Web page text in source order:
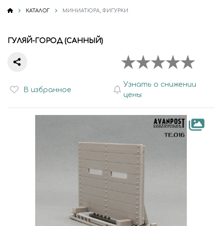
КАТАЛОГ МИНИАТЮРА, ФИГУРКИ
ГУЛЯЙ-ГОРОД (САННЫЙ)
В избранное
Узнать о снижении
цены